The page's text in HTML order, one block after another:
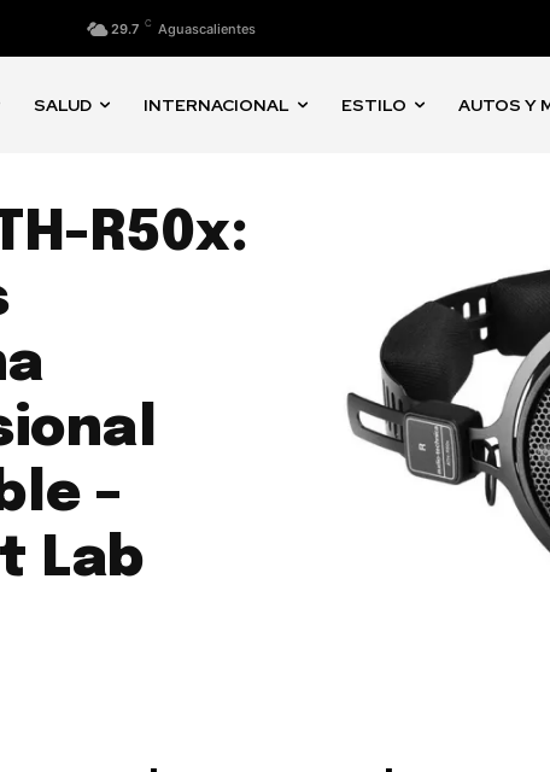
29.7 C Aguascalientes
SALUD INTERNACIONAL ESTILO AUTOS Y
R50x:
–
Lab